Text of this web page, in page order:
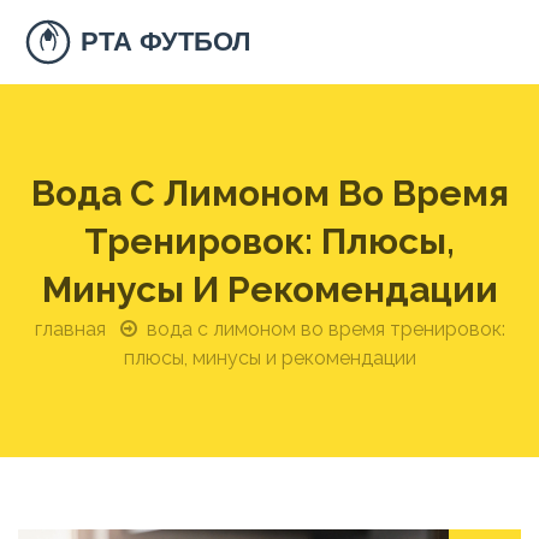
Вода С Лимоном Во Время
Тренировок: Плюсы,
Минусы И Рекомендации
главная
вода с лимоном во время тренировок:
плюсы, минусы и рекомендации